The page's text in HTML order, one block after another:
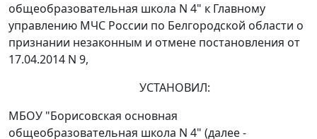
общеобразовательная школа N 4" к Главному
управлению МЧС России по Белгородской области о
признании незаконным и отмене постановления от
17.04.2014 N 9,
УСТАНОВИЛ:
МБОУ "Борисовская основная
общеобразовательная школа N 4" (далее -